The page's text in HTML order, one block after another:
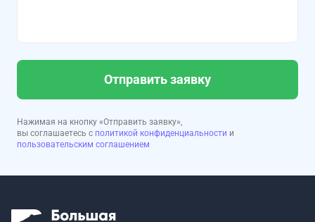
Отправить заявку
Нажимая на кнопку «Отправить заявку»,
вы соглашаетесь с политикой конфиденциальности и
пользовательским соглашением